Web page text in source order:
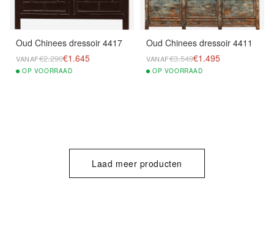
Oud Chinees dressoir 4417
VANAF€2.290€1.645
OP VOORRAAD
Oud Chinees dressoir 4411
VANAF€3.549€1.495
OP VOORRAAD
Laad meer producten